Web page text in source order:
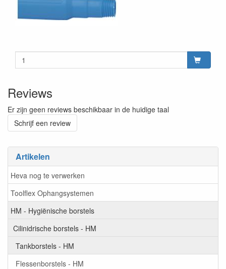
Artikelen
Heva nog te verwerken
Toolflex Ophangsystemen
HM - Hygiënische borstels
Cilinidrische borstels - HM
Tankborstels - HM
Flessenborstels - HM
Reviews
Er zijn geen reviews beschikbaar in de huidige taal
Schrijf een review